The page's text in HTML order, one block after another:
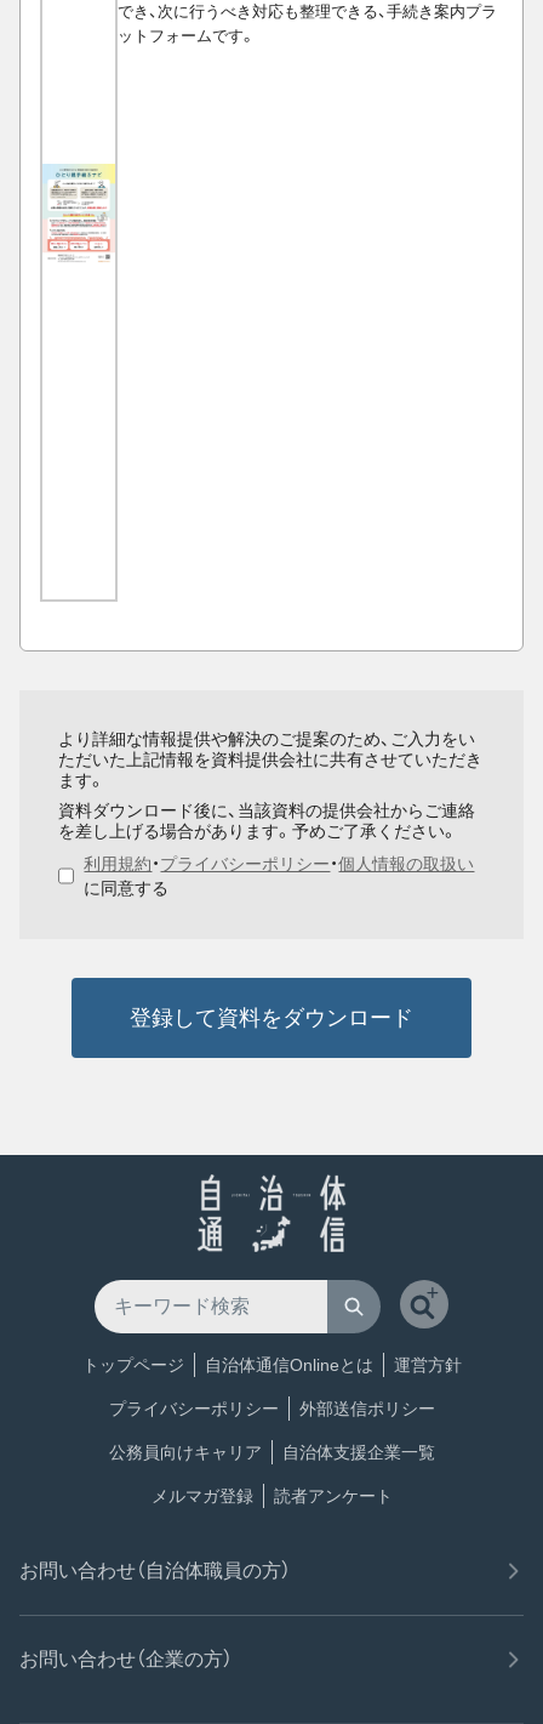
でき、次に行うべき対応も整理できる、手続き案内プラ
ットフォームです。
より詳細な情報提供や解決のご提案のため、ご入力をい
ただいた上記情報を資料提供会社に共有させていただき
ます。
資料ダウンロード後に、当該資料の提供会社からご連絡
を差し上げる場合があります。予めご了承ください。
利用規約・プライバシーポリシー・個人情報の取扱い
に同意する
登録して資料をダウンロード
トップページ 自治体通信Onlineとは 運営方針
プライバシーポリシー 外部送信ポリシー
公務員向けキャリア 自治体支援企業一覧
メルマガ登録 読者アンケート
お問い合わせ（自治体職員の方）
お問い合わせ（企業の方）